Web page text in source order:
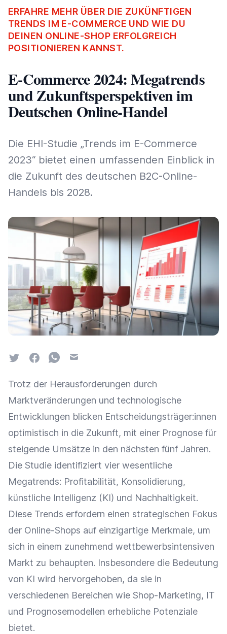
ERFAHRE MEHR ÜBER DIE ZUKÜNFTIGEN
TRENDS IM E-COMMERCE UND WIE DU
DEINEN ONLINE-SHOP ERFOLGREICH
POSITIONIEREN KANNST.
E-Commerce 2024: Megatrends
und Zukunftsperspektiven im
Deutschen Online-Handel
Die EHI-Studie „Trends im E-Commerce
2023“ bietet einen umfassenden Einblick in
die Zukunft des deutschen B2C-Online-
Handels bis 2028.
TwitterFacebookWhatsapp
Email
Trotz der Herausforderungen durch
Marktveränderungen und technologische
Entwicklungen blicken Entscheidungsträger:innen
optimistisch in die Zukunft, mit einer Prognose für
steigende Umsätze in den nächsten fünf Jahren.
Die Studie identifiziert vier wesentliche
Megatrends: Profitabilität, Konsolidierung,
künstliche Intelligenz (KI) und Nachhaltigkeit.
Diese Trends erfordern einen strategischen Fokus
der Online-Shops auf einzigartige Merkmale, um
sich in einem zunehmend wettbewerbsintensiven
Markt zu behaupten. Insbesondere die Bedeutung
von KI wird hervorgehoben, da sie in
verschiedenen Bereichen wie Shop-Marketing, IT
und Prognosemodellen erhebliche Potenziale
bietet.